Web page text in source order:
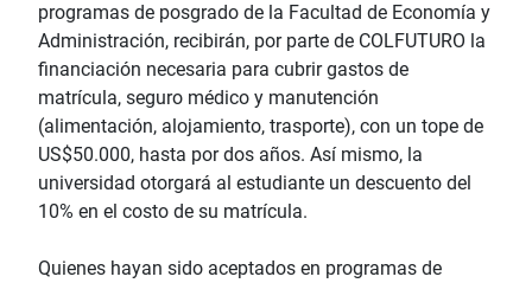
programas de posgrado de la Facultad de Economía y
Administración, recibirán, por parte de COLFUTURO la
financiación necesaria para cubrir gastos de
matrícula, seguro médico y manutención
(alimentación, alojamiento, trasporte), con un tope de
US$50.000, hasta por dos años. Así mismo, la
universidad otorgará al estudiante un descuento del
10% en el costo de su matrícula.
Quienes hayan sido aceptados en programas de